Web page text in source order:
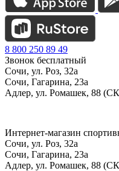
8 800 250 89 49
Звонок бесплатный
Сочи, ул. Роз, 32а
Сочи, Гагарина, 23а
Адлер, ул. Ромашек, 88
Интернет-магазин
Сочи, ул. Роз, 32а
Сочи, Гагарина, 23а
Адлер, ул. Ромашек, 88